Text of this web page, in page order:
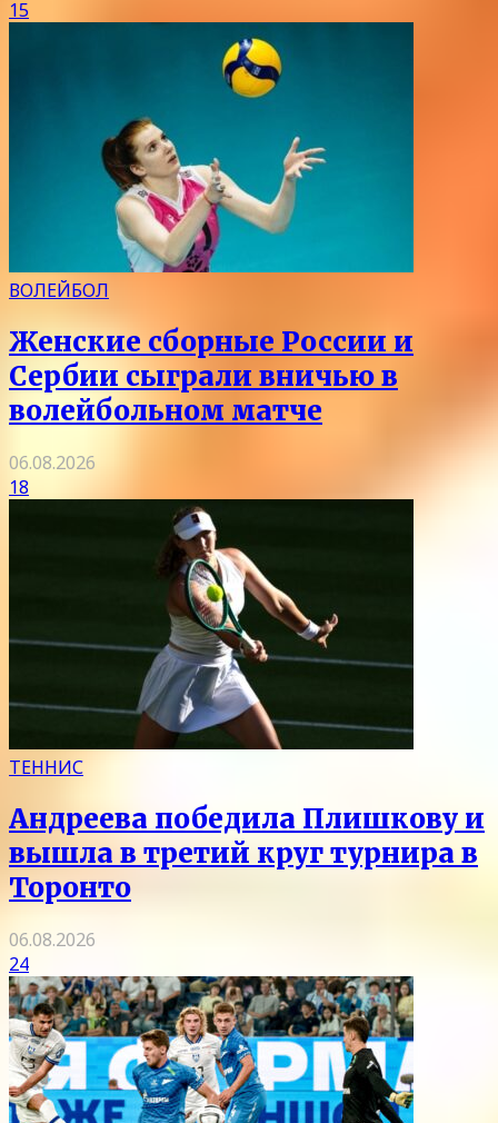
15
ВОЛЕЙБОЛ
Женские сборные России и
Сербии сыграли вничью в
волейбольном матче
06.08.2026
18
ТЕННИС
Андреева победила Плишкову и
вышла в третий круг турнира в
Торонто
06.08.2026
24